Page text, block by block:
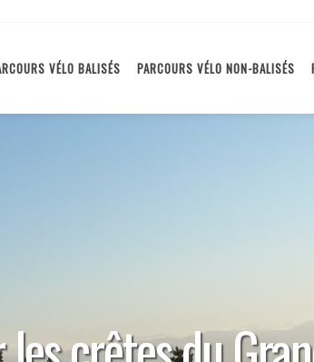
VÉLO BALISÉS PARCOURS VÉLO NON-BALISÉS